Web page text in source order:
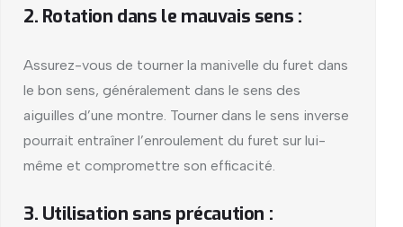
2. Rotation dans le mauvais sens :
Assurez-vous de tourner la manivelle du furet dans
le bon sens, généralement dans le sens des
aiguilles d’une montre. Tourner dans le sens inverse
pourrait entraîner l’enroulement du furet sur lui-
même et compromettre son efficacité.
3. Utilisation sans précaution :